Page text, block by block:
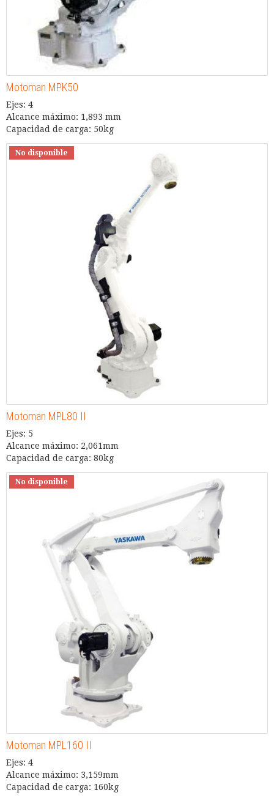
Motoman MPK50
Ejes: 4
Alcance máximo: 1,893 mm
Capacidad de carga: 50kg
No disponible
Motoman MPL80 II
Ejes: 5
Alcance máximo: 2,061mm
Capacidad de carga: 80kg
No disponible
Motoman MPL160 II
Ejes: 4
Alcance máximo: 3,159mm
Capacidad de carga: 160kg